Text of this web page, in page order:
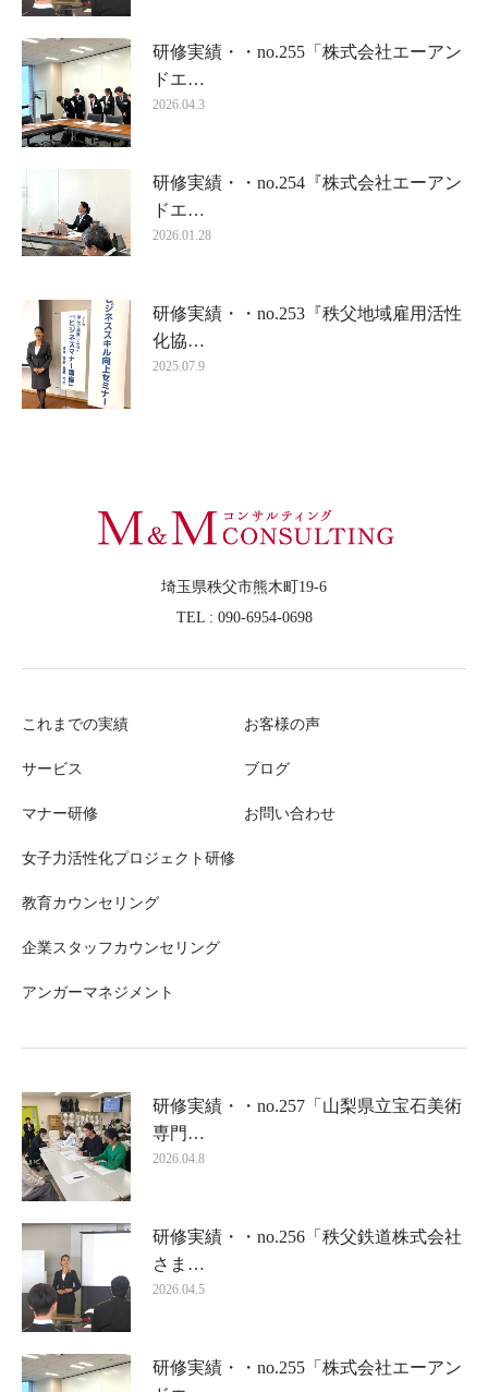
研修実績・・no.255「株式会社エーアン
ドエ…
2026.04.3
研修実績・・no.254『株式会社エーアン
ドエ…
2026.01.28
研修実績・・no.253『秩父地域雇用活性
化協…
2025.07.9
埼玉県秩父市熊木町19-6
TEL : 090-6954-0698
これまでの実績
サービス
マナー研修
女子力活性化プロジェクト研修
教育カウンセリング
企業スタッフカウンセリング
アンガーマネジメント
お客様の声
ブログ
お問い合わせ
研修実績・・no.257「山梨県立宝石美術
専門…
2026.04.8
研修実績・・no.256「秩父鉄道株式会社
さま…
2026.04.5
研修実績・・no.255「株式会社エーアン